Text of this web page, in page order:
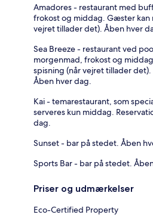
Amadores - restaurant med
frokost og middag. Gæster kan
vejret tillader det). Åben hver
Sea Breeze - restaurant ved
morgenmad, frokost og
spisning (når vejret tillader
Åben hver dag.
Kai - temarestaurant, som
serveres kun middag.
dag.
Sunset - bar på stedet. Åben
Sports Bar - bar på stedet.
Priser og udmærkelser
Eco-Certified Property